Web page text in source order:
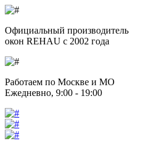
Официальный производитель
окон REHAU с 2002 года
Работаем по Москве и МО
Ежедневно, 9:00 - 19:00